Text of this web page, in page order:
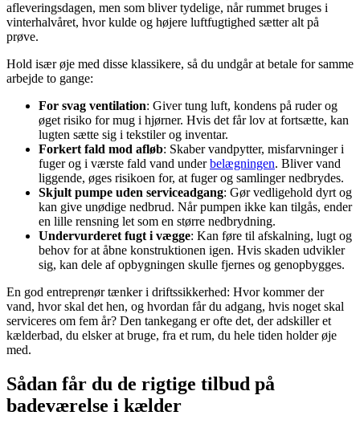
afleveringsdagen, men som bliver tydelige, når rummet bruges i
vinterhalvåret, hvor kulde og højere luftfugtighed sætter alt på
prøve.
Hold især øje med disse klassikere, så du undgår at betale for samme
arbejde to gange:
For svag ventilation: Giver tung luft, kondens på ruder og
øget risiko for mug i hjørner. Hvis det får lov at fortsætte, kan
lugten sætte sig i tekstiler og inventar.
Forkert fald mod afløb: Skaber vandpytter, misfarvninger i
fuger og i værste fald vand underbelægningen. Bliver vand
liggende, øges risikoen for, at fuger og samlinger nedbrydes.
Skjult pumpe uden serviceadgang: Gør vedligehold dyrt og
kan give unødige nedbrud. Når pumpen ikke kan tilgås, ender
en lille rensning let som en større nedbrydning.
Undervurderet fugt i vægge: Kan føre til afskalning, lugt og
behov for at åbne konstruktionen igen. Hvis skaden udvikler
sig, kan dele af opbygningen skulle fjernes og genopbygges.
En god entreprenør tænker i driftssikkerhed: Hvor kommer der
vand, hvor skal det hen, og hvordan får du adgang, hvis noget skal
serviceres om fem år? Den tankegang er ofte det, der adskiller et
kælderbad, du elsker at bruge, fra et rum, du hele tiden holder øje
med.
Sådan får du de rigtige tilbud på
badeværelse i kælder